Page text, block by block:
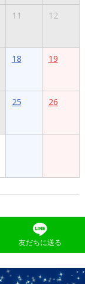
11 12
18 19
25 26
友だちに送る